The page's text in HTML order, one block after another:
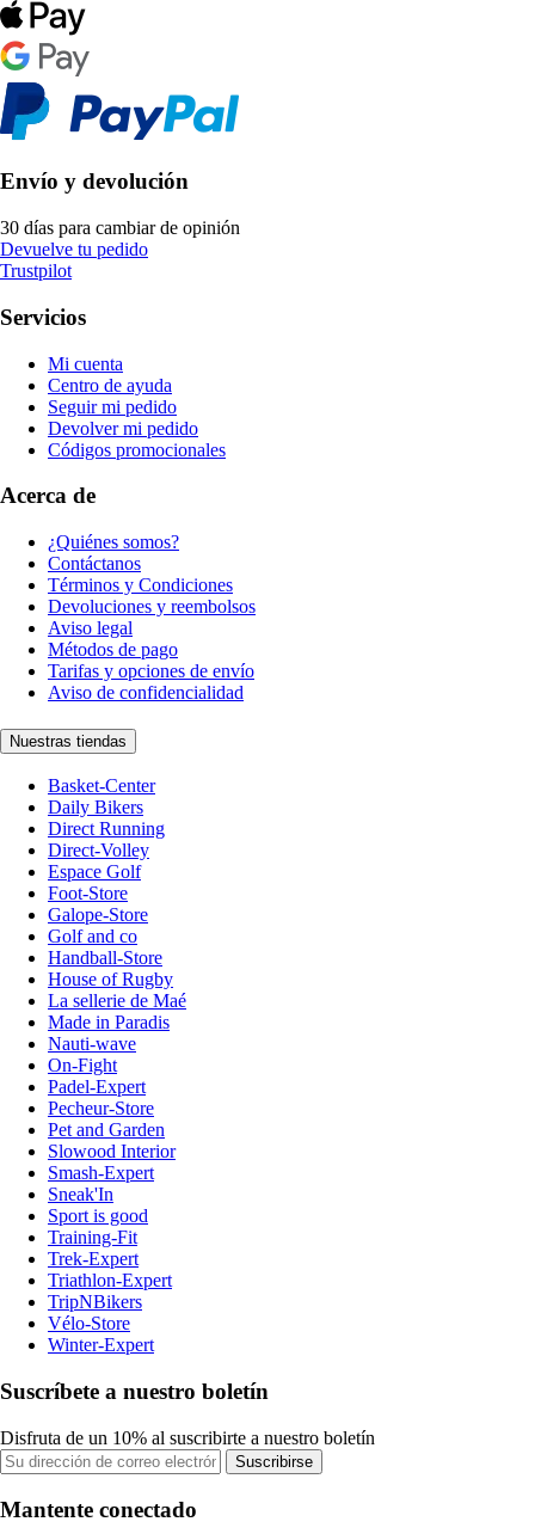
Envío y devolución
30 días para cambiar de opinión
Devuelve tu pedido
Trustpilot
Servicios
Mi cuenta
Centro de ayuda
Seguir mi pedido
Devolver mi pedido
Códigos promocionales
Acerca de
¿Quiénes somos?
Contáctanos
Términos y Condiciones
Devoluciones y reembolsos
Aviso legal
Métodos de pago
Tarifas y opciones de envío
Aviso de confidencialidad
Nuestras tiendas
Basket-Center
Daily Bikers
Direct Running
Direct-Volley
Espace Golf
Foot-Store
Galope-Store
Golf and co
Handball-Store
House of Rugby
La sellerie de Maé
Made in Paradis
Nauti-wave
On-Fight
Padel-Expert
Pecheur-Store
Pet and Garden
Slowood Interior
Smash-Expert
Sneak'In
Sport is good
Training-Fit
Trek-Expert
Triathlon-Expert
TripNBikers
Vélo-Store
Winter-Expert
Suscríbete a nuestro boletín
Disfruta de un 10% al suscribirte a nuestro boletín
Suscribirse
Mantente conectado